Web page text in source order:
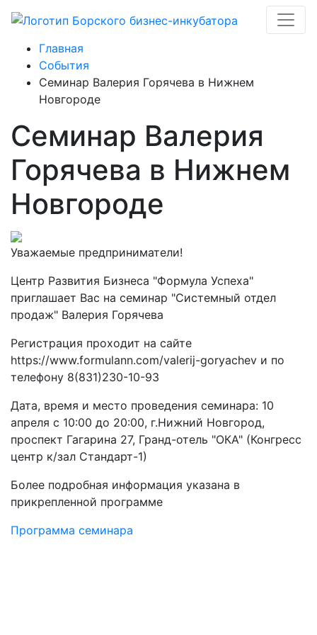
Главная
События
Семинар Валерия Горячева в Нижнем
Новгороде
Семинар Валерия
Горячева в Нижнем
Новгороде
Уважаемые предприниматели!
Центр Развития Бизнеса "Формула Успеха"
приглашает Вас на семинар "Системный отдел
продаж" Валерия Горячева
Регистрация проходит на сайте
https://www.formulann.com/valerij-goryachev и по
телефону 8(831)230-10-93
Дата, время и место проведения семинара: 10
апреля с 10:00 до 20:00, г.Нижний Новгород,
проспект Гагарина 27, Гранд-отель "ОКА" (Конгресс
центр к/зал Стандарт-1)
Более подробная информация указана в
прикрепленной программе
Программа семинара